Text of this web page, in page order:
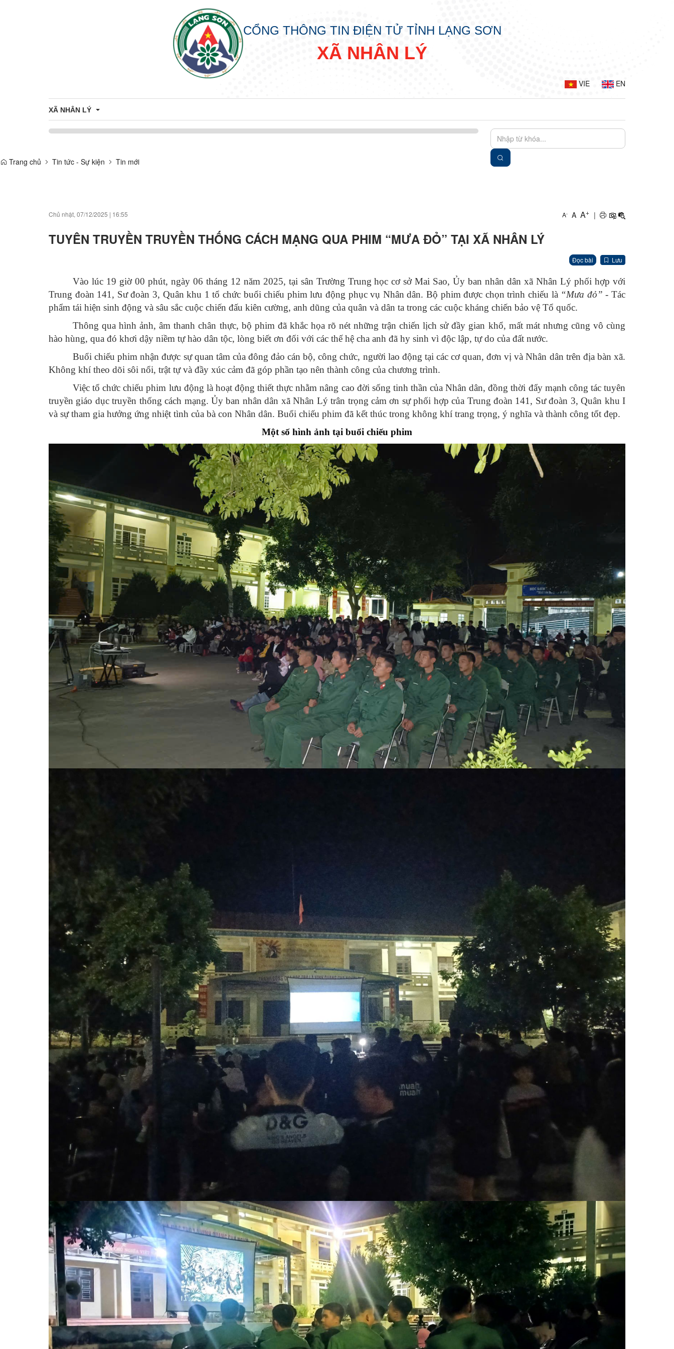
CỔNG THÔNG TIN ĐIỆN TỬ TỈNH LẠNG SƠN
XÃ NHÂN LÝ
VIE EN
XÃ NHÂN LÝ
Trang chủ Tin tức - Sự kiện Tin mới
Chủ nhật, 07/12/2025 | 16:55 A- A A+ |
TUYÊN TRUYỀN TRUYỀN THỐNG CÁCH MẠNG QUA PHIM “MƯA ĐỎ” TẠI XÃ NHÂN LÝ
Đọc bài Lưu
Vào lúc 19 giờ 00 phút, ngày 06 tháng 12 năm 2025, tại sân Trường Trung học cơ sở Mai Sao, Ủy ban nhân dân xã Nhân Lý phối hợp với
Trung đoàn 141, Sư đoàn 3, Quân khu 1 tổ chức buổi chiếu phim lưu động phục vụ Nhân dân. Bộ phim được chọn trình chiếu là “Mưa đỏ” - Tác
phẩm tái hiện sinh động và sâu sắc cuộc chiến đấu kiên cường, anh dũng của quân và dân ta trong các cuộc kháng chiến bảo vệ Tổ quốc.
Thông qua hình ảnh, âm thanh chân thực, bộ phim đã khắc họa rõ nét những trận chiến lịch sử đầy gian khổ, mất mát nhưng cũng vô cùng
hào hùng, qua đó khơi dậy niềm tự hào dân tộc, lòng biết ơn đối với các thế hệ cha anh đã hy sinh vì độc lập, tự do của đất nước.
Buổi chiếu phim nhận được sự quan tâm của đông đảo cán bộ, công chức, người lao động tại các cơ quan, đơn vị và Nhân dân trên địa bàn xã.
Không khí theo dõi sôi nổi, trật tự và đầy xúc cảm đã góp phần tạo nên thành công của chương trình.
Việc tổ chức chiếu phim lưu động là hoạt động thiết thực nhằm nâng cao đời sống tinh thần của Nhân dân, đồng thời đẩy mạnh công tác tuyên
truyền giáo dục truyền thống cách mạng. Ủy ban nhân dân xã Nhân Lý trân trọng cảm ơn sự phối hợp của Trung đoàn 141, Sư đoàn 3, Quân khu I
và sự tham gia hưởng ứng nhiệt tình của bà con Nhân dân. Buổi chiếu phim đã kết thúc trong không khí trang trọng, ý nghĩa và thành công tốt đẹp.
Một số hình ảnh tại buổi chiếu phim